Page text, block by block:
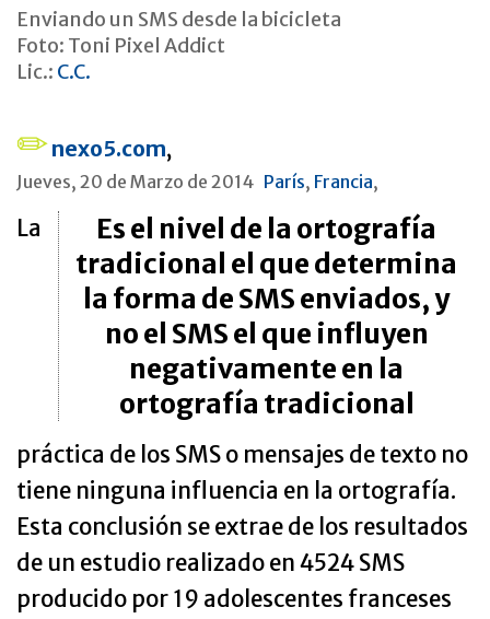
Enviando un SMS desde la bicicleta
Foto: Toni Pixel Addict
Lic.: C.C.
nexo5.com,
Jueves, 20 de Marzo de 2014 París, Francia,
Es el nivel de la ortografía
tradicional el que determina
la forma de SMS enviados, y
no el SMS el que influyen
negativamente en la
ortografía tradicional
La
práctica de los SMS o mensajes de texto no
tiene ninguna influencia en la ortografía.
Esta conclusión se extrae de los resultados
de un estudio realizado en 4524 SMS
producido por 19 adolescentes franceses